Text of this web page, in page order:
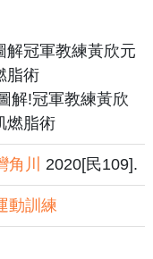
解冠軍教練黃欣元
脂術
解!冠軍教練黃欣
燃脂術
角川 2020[民109].
動訓練